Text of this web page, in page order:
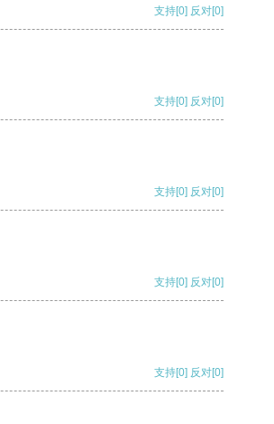
支持[0] 反对[0]
支持[0] 反对[0]
支持[0] 反对[0]
支持[0] 反对[0]
支持[0] 反对[0]